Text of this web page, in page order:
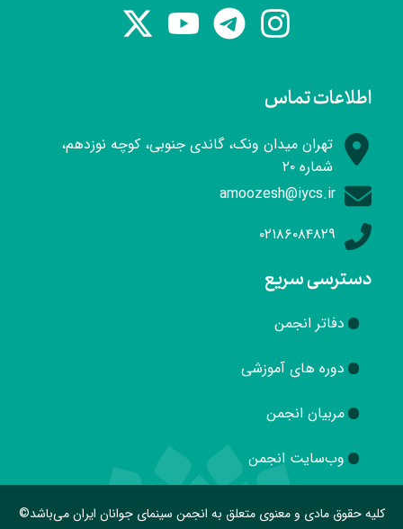
اطلاعات تماس
تهران میدان ونک، گاندی جنوبی، کوچه نوزدهم،
شماره ۲۰
amoozesh@iycs.ir
۰۲۱۸۶۰۸۴۸۲۹
دسترسی سریع
دفاتر انجمن
دوره های آموزشی
مربیان انجمن
وب‌سایت انجمن
کلیه حقوق مادی و معنوی متعلق به انجمن سینمای جوانان ایران می‌باشد©